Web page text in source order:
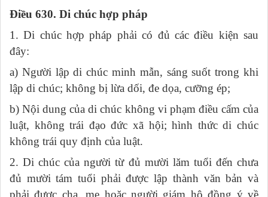
Điều 630. Di chúc hợp pháp
1. Di chúc hợp pháp phải có đủ các điều kiện sau
đây:
a) Người lập di chúc minh mẫn, sáng suốt trong khi
lập di chúc; không bị lừa dối, đe dọa, cưỡng ép;
b) Nội dung của di chúc không vi phạm điều cấm của
luật, không trái đạo đức xã hội; hình thức di chúc
không trái quy định của luật.
2. Di chúc của người từ đủ mười lăm tuổi đến chưa
đủ mười tám tuổi phải được lập thành văn bản và
phải được cha, mẹ hoặc người giám hộ đồng ý về